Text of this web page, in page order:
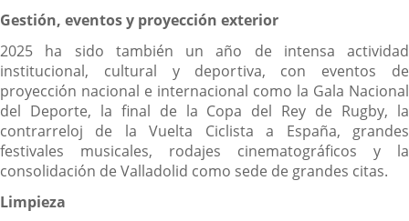
Gestión, eventos y proyección exterior
2025 ha sido también un año de intensa actividad
institucional, cultural y deportiva, con eventos de
proyección nacional e internacional como la Gala Nacional
del Deporte, la final de la Copa del Rey de Rugby, la
contrarreloj de la Vuelta Ciclista a España, grandes
festivales musicales, rodajes cinematográficos y la
consolidación de Valladolid como sede de grandes citas.
Limpieza